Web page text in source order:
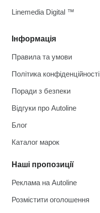
Інформація
Правила та умови
Політика конфіденційності
Поради з безпеки
Відгуки про Autoline
Блог
Каталог марок
Наші пропозиції
Реклама на Autoline
Розмістити оголошення
Linemedia Digital ™